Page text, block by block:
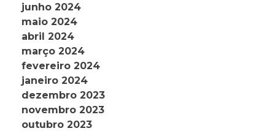
junho 2024
maio 2024
abril 2024
março 2024
fevereiro 2024
janeiro 2024
dezembro 2023
novembro 2023
outubro 2023